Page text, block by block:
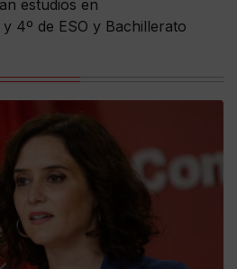
estudios en
4º de ESO y Bachillerato